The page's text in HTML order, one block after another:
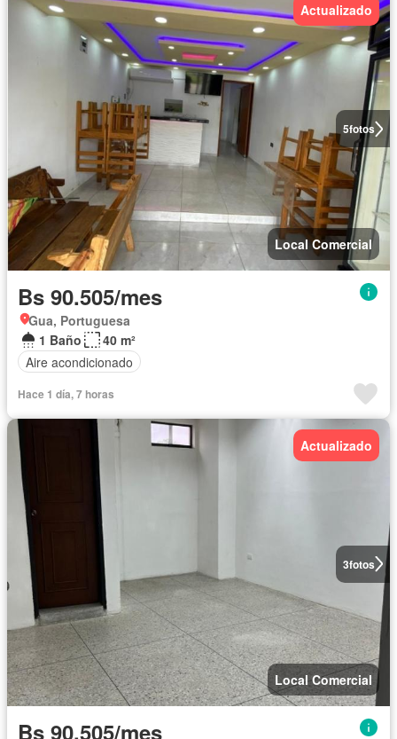
5fotos
Actualizado
Local Comercial
Bs 90.505/mes
Gua, Portuguesa
1 Baño
40 m²
Aire acondicionado
Hace 1 día, 7 horas
3fotos
Actualizado
Local Comercial
Bs 90.505/mes